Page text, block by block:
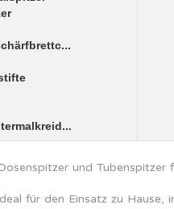
und
für den Einsatz zu